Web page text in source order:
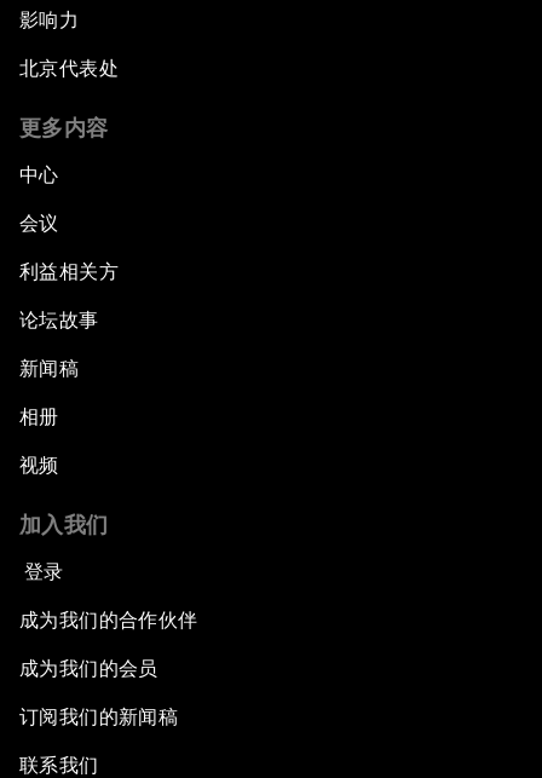
影响力
北京代表处
更多内容
中心
会议
利益相关方
论坛故事
新闻稿
相册
视频
加入我们
登录
成为我们的合作伙伴
成为我们的会员
订阅我们的新闻稿
联系我们